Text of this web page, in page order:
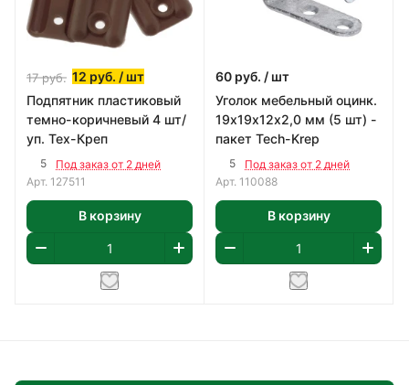
17руб. 12 руб. / шт
Подпятник пластиковый
темно-коричневый 4 шт/
уп. Тех-Креп
5
Под заказ от 2 дней
Арт. 127511
В корзину
60 руб. / шт
Уголок мебельный оцинк.
19х19х12х2,0 мм (5 шт) -
пакет Tech-Krep
5
Под заказ от 2 дней
Арт. 110088
В корзину